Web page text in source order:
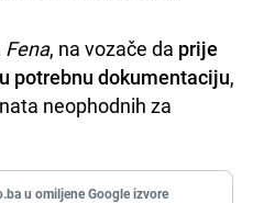
Fena, na vozače da prije
potrebnu dokumentaciju,
neophodnih za
u omiljene Google izvore